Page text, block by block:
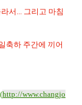
서... 그리고 마침
축하 주간에 끼어
http://www.changjo